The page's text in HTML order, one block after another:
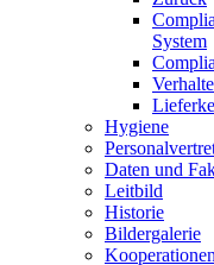
System
Hygiene
Daten und
Leitbild
Historie
Bildergalerie
Kooperationen